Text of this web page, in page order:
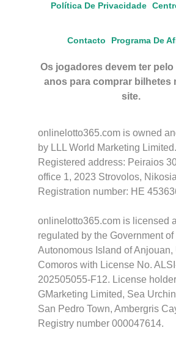
Política De Privacidade
Contacto Programa De
Os jogadores devem ter pelo
anos para comprar bilhetes
site.
onlinelotto365.com is owned
by LLL World Marketing Limited.
Registered address: Peiraios
office 1, 2023 Strovolos,
Registration number: HE
onlinelotto365.com is licensed
regulated by the Government of
Autonomous Island of Anjouan,
Comoros with License No.
202505055-F12. License
GMarketing Limited, Sea
San Pedro Town, Ambergris
Registry number 000047614.